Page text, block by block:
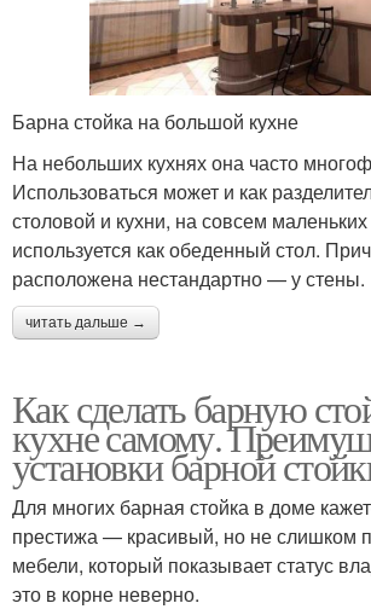
Барна стойка на большой кухне
На небольших кухнях она часто
Использоваться может и как
столовой и кухни, на совсем
используется как обеденный стол.
расположена нестандартно — у стены.
читать дальше →
Как сделать барную
кухне самому.
установки барной
Для многих барная стойка в доме
престижа — красивый, но не слишком
мебели, который показывает статус
это в корне неверно.